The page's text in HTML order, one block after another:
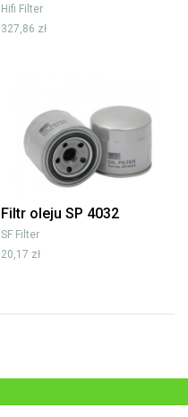
Hifi Filter
327,86 zł
Filtr oleju SP 4032
SF Filter
20,17 zł